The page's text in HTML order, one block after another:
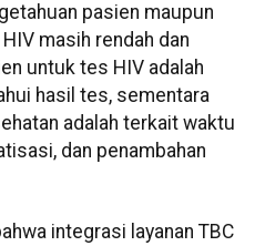
pasien maupun
masih rendah dan
untuk tes HIV adalah
hasil tes, sementara
adalah terkait waktu
dan penambahan
integrasi layanan TBC